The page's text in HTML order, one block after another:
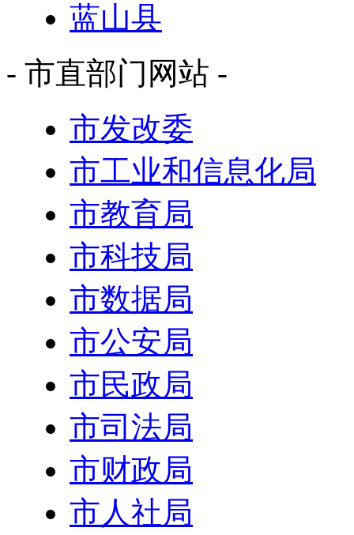
蓝山县
- 市直部门网站 -
市发改委
市工业和信息化局
市教育局
市科技局
市数据局
市公安局
市民政局
市司法局
市财政局
市人社局